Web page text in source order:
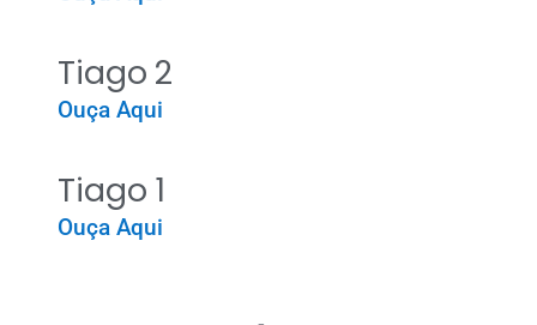
Tiago 2
Ouça Aqui
Tiago 1
Ouça Aqui